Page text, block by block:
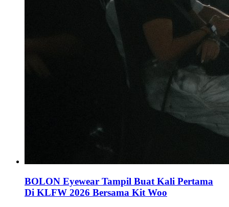
BOLON Eyewear Tampil Buat Kali Pertama
Di KLFW 2026 Bersama Kit Woo